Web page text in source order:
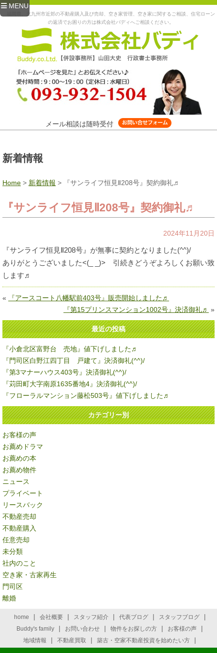
MENU
福岡県、北九州市近郊の不動産購入及び売却、空き家管理、空き家に関するご相談、住宅ローン
の返済でお困りの方は株式会社バディへご相談ください。
メール相談は随時受付
新着情報
Home > 新着情報 > 『サンライフ恒見Ⅱ208号』契約御礼♬
『サンライフ恒見Ⅱ208号』契約御礼♬
2024年11月20日
『サンライフ恒見Ⅱ208号』が無事に契約となりました(^^)/
ありがとうございました<(_ _)> 引続きどうぞよろしくお願い致
します♬
«
『アースコート八幡駅前403号』販売開始しました♬
『第15プリンスマンション1002号』決済御礼♬ »
最近の投稿
『小倉北区富野台 売地』値下げしました♬
『門司区白野江四丁目 戸建て』決済御礼(^^)/
『第3マナーハウス403号』決済御礼(^^)/
『苅田町大字南原1635番地4』決済御礼(^^)/
『フローラルマンション藤松503号』値下げしました♬
カテゴリー別
お客様の声
お薦めドラマ
お薦めの本
お薦め物件
ニュース
プライベート
リースバック
不動産売却
不動産購入
任意売却
未分類
社内のこと
空き家・古家再生
門司区
離婚
home | 会社概要 | スタッフ紹介 | 代表ブログ | スタッフブログ |
Buddy's family | お問い合わせ | 物件をお探しの方 | お客様の声 |
地域情報 | 不動産買取 | 築古・空家不動産投資を始めたい方 |